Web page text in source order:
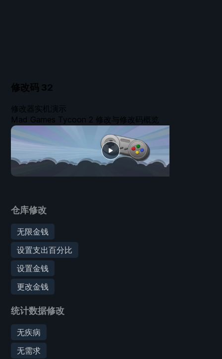
修改码 32
仓库修改
无限金钱
设置支出百分比
设置金钱
更改金钱
统计数据修改
无疾病
无需求
修改器实机演示
Mad Games Tycoon 2 修改与修改码概览